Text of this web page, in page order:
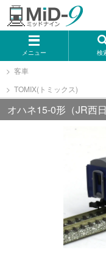
メニュー 検
メーカー一覧
TOMIX
KATO
Bトレインショーティ
客車
TOMIX(トミックス)
オハネ15-0形（JR西